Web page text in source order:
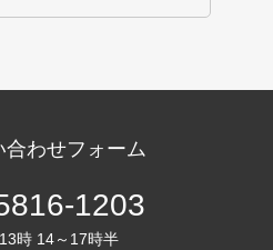
合わせフォーム
1203
時 14～17時半